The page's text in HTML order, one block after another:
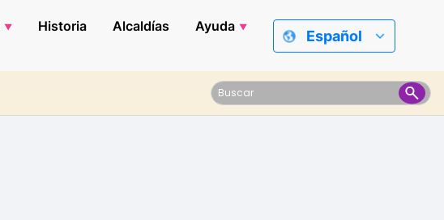
Historia Alcaldías Ayuda
Español